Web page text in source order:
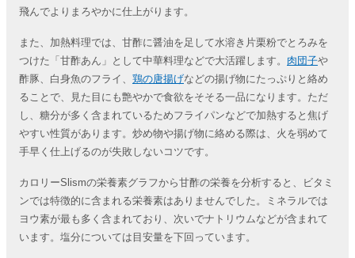
飛んでよりまろやかに仕上がります。
また、加熱料理では、甘酢に醤油を足して水溶き片栗粉でとろみを
つけた「甘酢あん」として中華料理などで大活躍します。 肉団子や
酢豚、白身魚のフライ、 鶏の唐揚げなどの揚げ物にたっぷりと絡め
ることで、見た目にも艶やかで食欲をそそる一品になります。ただ
し、糖分が多く含まれているためフライパンなどで加熱すると焦げ
やすい性質があります。炒め物や揚げ物に絡める際は、火を弱めて
手早く仕上げるのが失敗しないコツです。
カロリーSlismの栄養素グラフから甘酢の栄養を分析すると、ビタミ
ンでは特徴的に含まれる栄養素はありませんでした。ミネラルでは
ヨウ素が最も多く含まれており、次いでナトリウムなどが含まれて
います。塩分については目安量を下回っています。